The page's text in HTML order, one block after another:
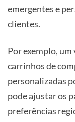
emergentese
clientes.
Por exemplo,
carrinhos de
personalizadas
pode ajustar os
preferências